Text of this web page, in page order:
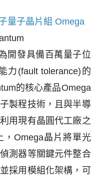
量子晶片組 Omega
開發具備百萬量子位
力(fault tolerance)的
的核心產品Omega
製程技術，且與半導
用現有晶圓代工廠之
Omega晶片將單光
測器等關鍵元件整合
採用模組化架構，可